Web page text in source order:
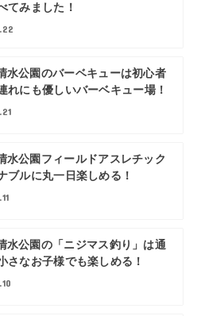
てみました！
水公園のバーベキューは初心者
れにも優しいバーベキュー場！
水公園フィールドアスレチック
ブルに丸一日楽しめる！
水公園の「ニジマス釣り」は通
さなお子様でも楽しめる！